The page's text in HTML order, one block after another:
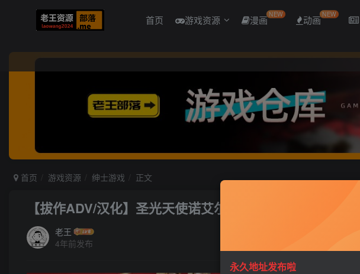
首页 游戏资源 漫画NEW 动画 NEW
首页 游戏资源 绅士游戏 正文
【拔作ADV/汉化】圣光天使诺艾尔·恶魔烙印与无限银狱
老王
4年前发布
永久地址发布啦